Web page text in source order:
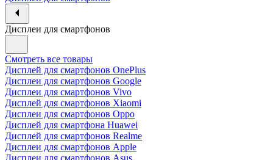
Дисплеи для смартфонов
Смотреть все товары
Дисплей для смартфонов OnePlus
Дисплеи для смартфонов Google
Дисплеи для смартфонов Vivo
Дисплей для смартфонов Xiaomi
Дисплеи для смартфонов Oppo
Дисплей для смартфона Huawei
Дисплей для смартфонов Realme
Дисплеи для смартфонов Apple
Дисплеи для смартфонов Asus